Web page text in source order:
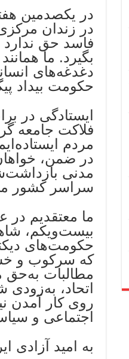
در یکصدمین
در زندان
فاسد حق
بگیرد. ما
دغدغه‌های
حکومت بیداد
ایستادگی در
فلاکت جامعه
مردم
در ضمن،
مدنی
سراسر کشور
ما معتقدیم در
بیست‌ویکم،
حکومت‌های
که سرکوب و
مطالبات به‌حق
اتحاد،
روی کار آمدن
اجتماعی و
به امید آزادی